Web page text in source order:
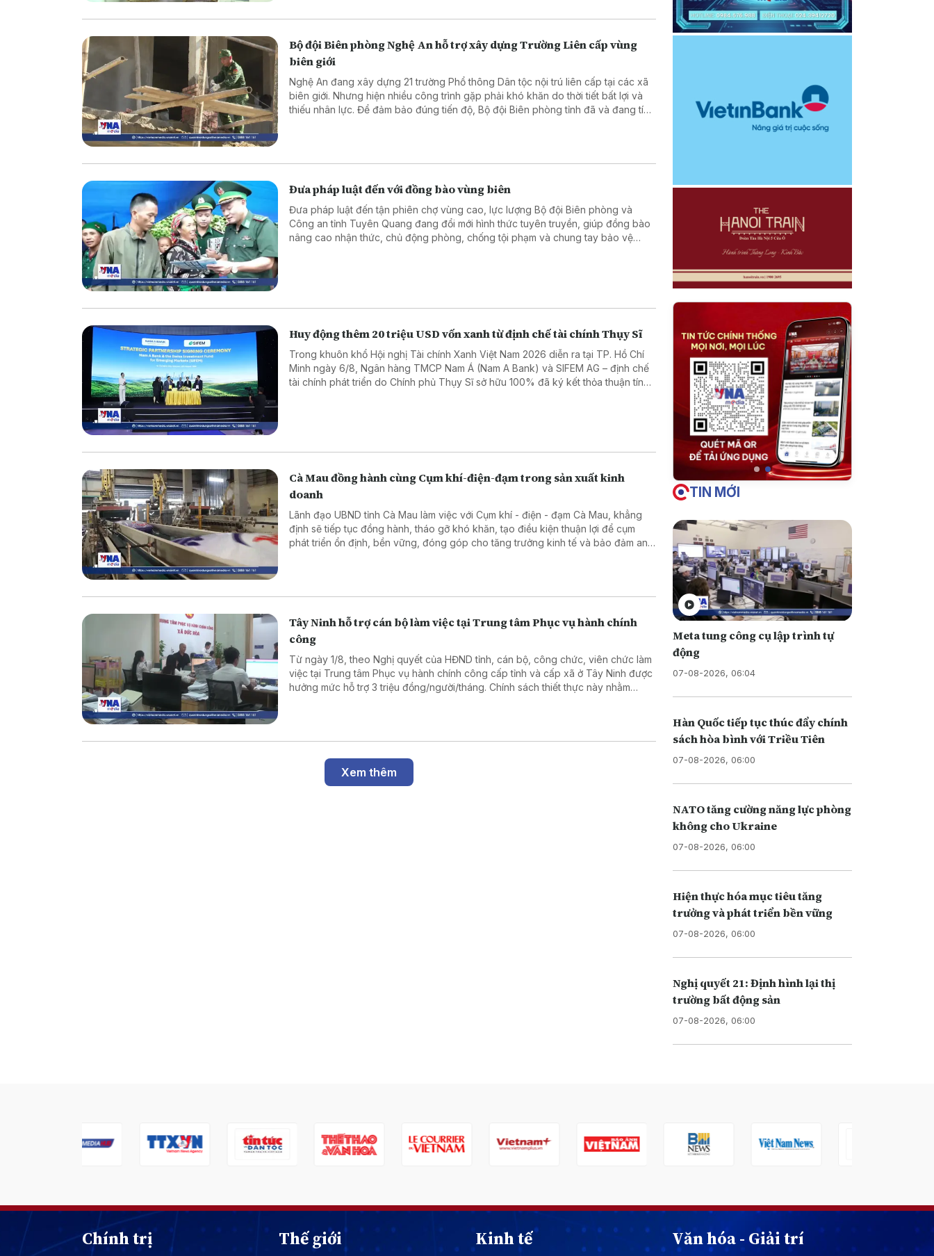
Bộ đội Biên phòng Nghệ An hỗ trợ xây dựng Trường Liên cấp vùng
biên giới
Nghệ An đang xây dựng 21 trường Phổ thông Dân tộc nội trú liên cấp tại các xã
biên giới. Nhưng hiện nhiều công trình gặp phải khó khăn do thời tiết bất lợi và
thiếu nhân lực. Để đảm bảo đúng tiến độ, Bộ đội Biên phòng tỉnh đã và đang tích
Đưa pháp luật đến với đồng bào vùng biên
Đưa pháp luật đến tận phiên chợ vùng cao, lực lượng Bộ đội Biên phòng và
Công an tỉnh Tuyên Quang đang đổi mới hình thức tuyên truyền, giúp đồng bào
nâng cao nhận thức, chủ động phòng, chống tội phạm và chung tay bảo vệ
Huy động thêm 20 triệu USD vốn xanh từ định chế tài chính Thụy Sĩ
Trong khuôn khổ Hội nghị Tài chính Xanh Việt Nam 2026 diễn ra tại TP. Hồ Chí
Minh ngày 6/8, Ngân hàng TMCP Nam Á (Nam A Bank) và SIFEM AG – định chế
tài chính phát triển do Chính phủ Thụy Sĩ sở hữu 100% đã ký kết thỏa thuận tín
Cà Mau đồng hành cùng Cụm khí-điện-đạm trong sản xuất kinh
doanh
Lãnh đạo UBND tỉnh Cà Mau làm việc với Cụm khí - điện - đạm Cà Mau, khẳng
định sẽ tiếp tục đồng hành, tháo gỡ khó khăn, tạo điều kiện thuận lợi để cụm
phát triển ổn định, bền vững, đóng góp cho tăng trưởng kinh tế và bảo đảm an
Tây Ninh hỗ trợ cán bộ làm việc tại Trung tâm Phục vụ hành chính
công
Từ ngày 1/8, theo Nghị quyết của HĐND tỉnh, cán bộ, công chức, viên chức làm
việc tại Trung tâm Phục vụ hành chính công cấp tỉnh và cấp xã ở Tây Ninh được
hưởng mức hỗ trợ 3 triệu đồng/người/tháng. Chính sách thiết thực này nhằm
Xem thêm
TIN MỚI
Meta tung công cụ lập trình tự
động
07-08-2026, 06:04
Hàn Quốc tiếp tục thúc đẩy chính
sách hòa bình với Triều Tiên
07-08-2026, 06:00
NATO tăng cường năng lực phòng
không cho Ukraine
07-08-2026, 06:00
Hiện thực hóa mục tiêu tăng
trưởng và phát triển bền vững
07-08-2026, 06:00
Nghị quyết 21: Định hình lại thị
trường bất động sản
07-08-2026, 06:00
Chính trị Thế giới Kinh tế Văn hóa - Giải trí